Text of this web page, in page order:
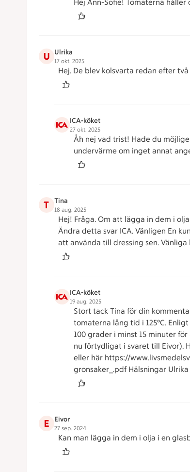
Hej Ann-Sofie! Tomaterna
U Ulrika
17 okt. 2025
Hej. De blev kolsvarta redan efter
ICA-köket
27 okt. 2025
Åh nej vad trist! Hade du
undervärme om inget annat
T Tina
18 aug. 2025
Hej! Fråga. Om att lägga in dem i
Ändra detta svar ICA. Vänligen En
att använda till dressing sen. Vänliga
ICA-köket
19 aug. 2025
Stort tack Tina för din
tomaterna lång tid i 125°C.
100 grader i minst 15 minuter
nu förtydligat i svaret till Eivor).
eller här https://
gronsaker_.pdf Hälsningar Ulrika
E Eivor
27 sep. 2024
Kan man lägga in dem i olja i en